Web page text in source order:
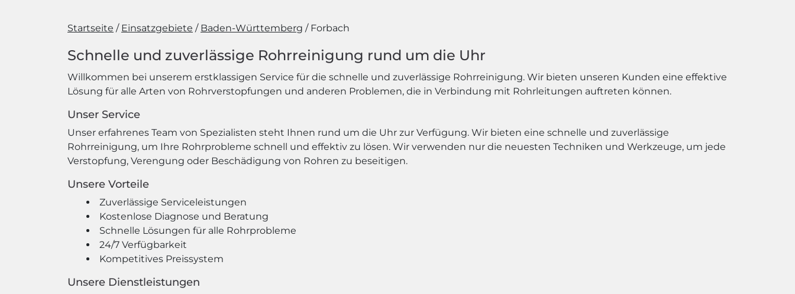
Startseite Einsatzgebiete Baden-Württemberg Forbach
Schnelle und zuverlässige Rohrreinigung rund um die Uhr
Willkommen bei unserem erstklassigen Service für die schnelle und zuverlässige Rohrreinigung. Wir bieten unseren Kunden eine effektive
Lösung für alle Arten von Rohrverstopfungen und anderen Problemen, die in Verbindung mit Rohrleitungen auftreten können.
Unser Service
Unser erfahrenes Team von Spezialisten steht Ihnen rund um die Uhr zur Verfügung. Wir bieten eine schnelle und zuverlässige
Rohrreinigung, um Ihre Rohrprobleme schnell und effektiv zu lösen. Wir verwenden nur die neuesten Techniken und Werkzeuge, um jede
Verstopfung, Verengung oder Beschädigung von Rohren zu beseitigen.
Unsere Vorteile
Zuverlässige Serviceleistungen
Kostenlose Diagnose und Beratung
Schnelle Lösungen für alle Rohrprobleme
24/7 Verfügbarkeit
Kompetitives Preissystem
Unsere Dienstleistungen